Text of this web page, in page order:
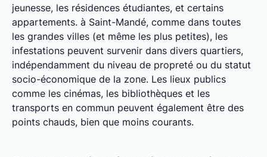
jeunesse, les résidences étudiantes, et certains
appartements. à Saint-Mandé, comme dans toutes
les grandes villes (et même les plus petites), les
infestations peuvent survenir dans divers quartiers,
indépendamment du niveau de propreté ou du statut
socio-économique de la zone. Les lieux publics
comme les cinémas, les bibliothèques et les
transports en commun peuvent également être des
points chauds, bien que moins courants.